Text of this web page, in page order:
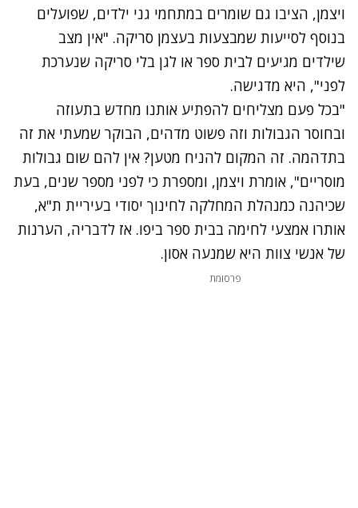
ויצמן, הציבו גם שומרים במתחמי גני ילדים, שפועלים
בנוסף לסייעות שמבצעות בעצמן סריקה. "אין מצב
שילדים מגיעים לבית ספר או לגן בלי סריקה שנערכת
לפני", היא מדגישה.
"בכל פעם מצליחים להפתיע אותנו מחדש בתעוזה
ובחוסר הגבולות וזה פשוט מדהים, הבוקר שמעתי את זה
בתדהמה. זה המקום להניח מטען? אין להם שום גבולות
מוסריים", אומרת ויצמן, ומספרת כי לפני מספר שנים, בעת
שכיהנה כמנהלת המחלקה לחינוך יסודי בעיריית ת"א,
אותרו אמצעי לחימה בבית ספר ביפו. אז לדבריה, הערנות
של אנשי צוות היא שמנעה אסון.
פרסומת